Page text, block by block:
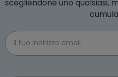
scegliendone uno qualsiasi,
Email